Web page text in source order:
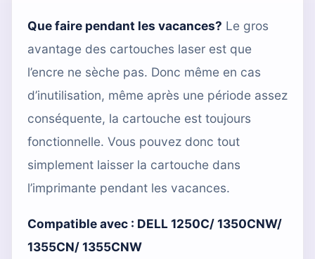
Que faire pendant les vacances? Le gros
avantage des cartouches laser est que
l’encre ne sèche pas. Donc même en cas
d’inutilisation, même après une période assez
conséquente, la cartouche est toujours
fonctionnelle. Vous pouvez donc tout
simplement laisser la cartouche dans
l’imprimante pendant les vacances.
Compatible avec : DELL 1250C/ 1350CNW/
1355CN/ 1355CNW